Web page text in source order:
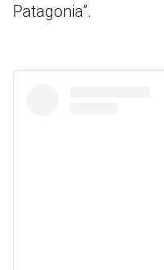
Patagonia”.